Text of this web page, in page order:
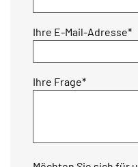
Pflichtfeld
Ihre E-Mail-Adresse*
Pflichtfeld
Ihre Frage*